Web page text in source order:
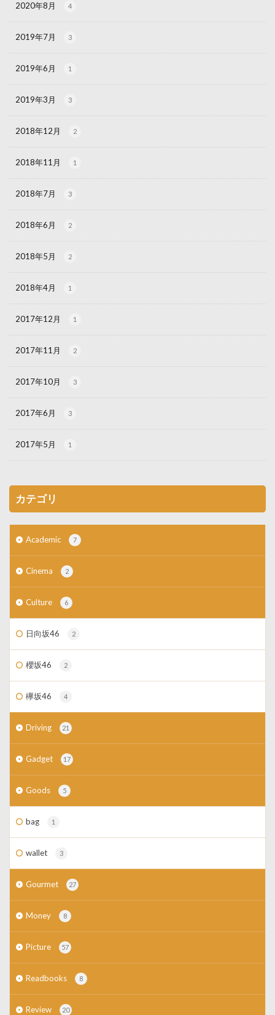
2020年8月 4
2019年7月 3
2019年6月 1
2019年3月 3
2018年12月 2
2018年11月 1
2018年7月 3
2018年6月 2
2018年5月 2
2018年4月 1
2017年12月 1
2017年11月 2
2017年10月 3
2017年6月 3
2017年5月 1
カテゴリ
Academic 7
Cinema 2
Culture 6
日向坂46 2
櫻坂46 2
欅坂46 4
Driving 21
Gadget 17
Goods 5
bag 1
wallet 3
Gourmet 27
Money 8
Picture 57
Readbooks 8
Review 20